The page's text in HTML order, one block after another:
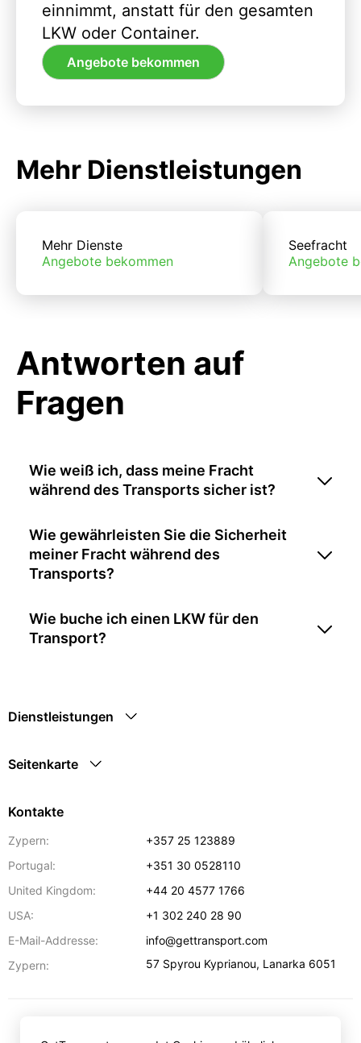
einnimmt, anstatt für den gesamten
LKW oder Container.
Angebote bekommen
Mehr Dienstleistungen
Mehr Dienste
Angebote bekommen
Seefracht
Angebote
Antworten auf
Fragen
Wie weiß ich, dass meine Fracht
während des Transports sicher ist?
Wie gewährleisten Sie die Sicherheit
meiner Fracht während des
Transports?
Wie buche ich einen LKW für den
Transport?
Dienstleistungen
Seitenkarte
Kontakte
Zypern:
+357 25 123889
Portugal:
+351 30 0528110
United Kingdom:
+44 20 4577 1766
USA:
+1 302 240 28 90
E-Mail-Addresse:
info@gettransport.com
Zypern:
57 Spyrou Kyprianou, Lanarka 6051